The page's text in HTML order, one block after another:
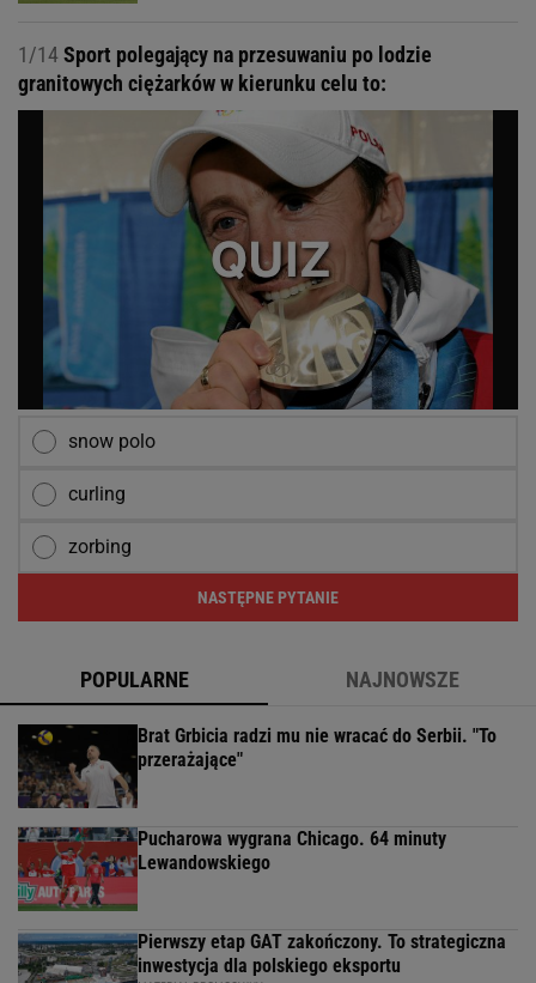
1/14Sport polegający na przesuwaniu po lodzie
granitowych ciężarków w kierunku celu to:
snow polo
curling
zorbing
NASTĘPNE PYTANIE
POPULARNE NAJNOWSZE
Brat Grbicia radzi mu nie wracać do Serbii. "To
przerażające"
Pucharowa wygrana Chicago. 64 minuty
Lewandowskiego
Pierwszy etap GAT zakończony. To strategiczna
inwestycja dla polskiego eksportu